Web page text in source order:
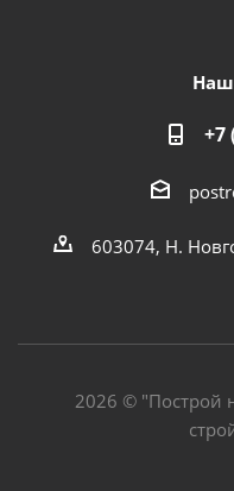
+7
603074, Н.
2026 © "Построй